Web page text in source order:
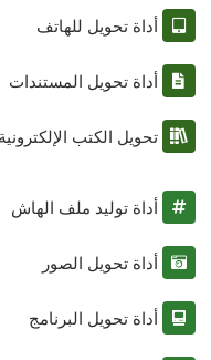
أداة تحويل للهاتف
أداة تحويل المستندات
تحويل الكتب الإلكترونية
أداة توليد ملف الهاش
أداة تحويل الصور
أداة تحويل البرنامج